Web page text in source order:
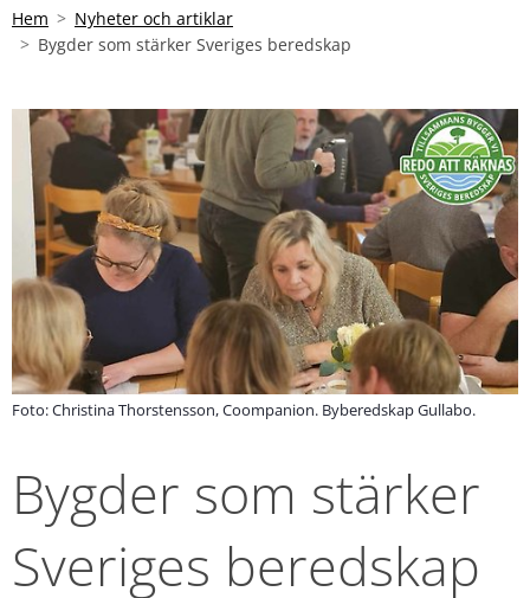
Hem
Nyheter och artiklar
Bygder som stärker Sveriges beredskap
Foto: Christina Thorstensson, Coompanion. Byberedskap Gullabo.
Bygder som stärker
Sveriges beredskap